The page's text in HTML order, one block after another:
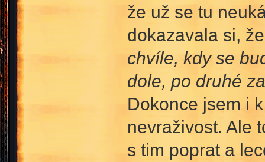
že už se tu
dokazavala si,
chvíle, kdy se
dole, po druhé
Dokonce jsem i
nevraživost. Ale
s tim poprat a